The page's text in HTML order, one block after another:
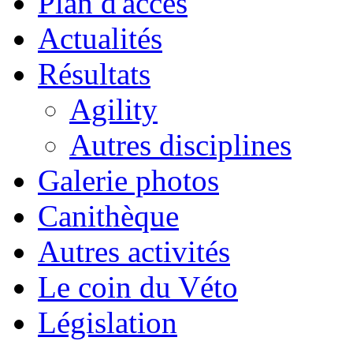
Actualités
Résultats
Agility
Autres disciplines
Galerie photos
Canithèque
Autres activités
Le coin du Véto
Législation